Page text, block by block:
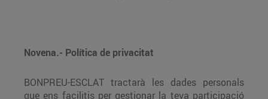
Novena.- Política de privacitat
BONPREU-ESCLAT tractarà les dades personals
que ens facilitis per gestionar la teva participació